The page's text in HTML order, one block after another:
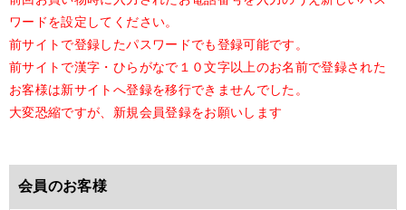
ワードを設定してください。
前サイトで登録したパスワードでも登録可能です。
前サイトで漢字・ひらがなで１０文字以上のお名前で登録された
お客様は新サイトへ登録を移行できませんでした。
大変恐縮ですが、新規会員登録をお願いします
会員のお客様